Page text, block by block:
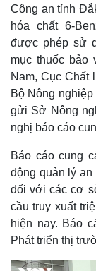
Công an tỉnh
hóa chất 6-
được phép sử
mục thuốc
Nam, Cục Chất
Bộ Nông
gửi Sở Nông
nghị báo cáo
Báo cáo cung
động quản lý
đối với các cơ
cầu truy xuất
hiện nay. Báo
Phát triển thị